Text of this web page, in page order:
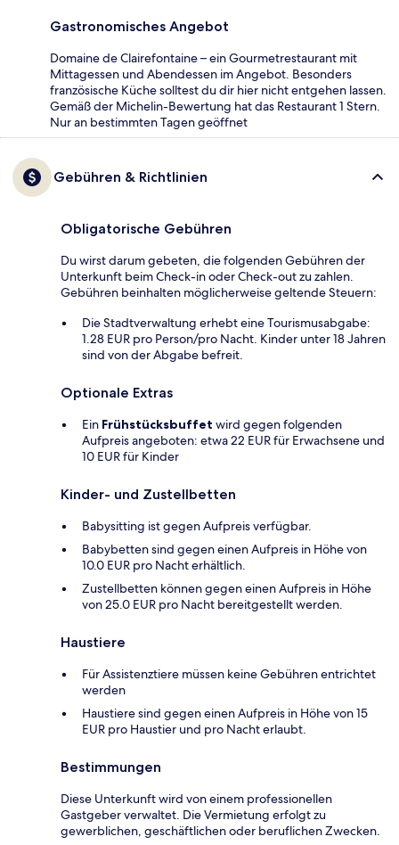
Gastronomisches Angebot
Domaine de Clairefontaine – ein Gourmetrestaurant mit
Mittagessen und Abendessen im Angebot. Besonders
französische Küche solltest du dir hier nicht entgehen lassen.
Gemäß der Michelin-Bewertung hat das Restaurant 1 Stern.
Nur an bestimmten Tagen geöffnet
Gebühren & Richtlinien
Obligatorische Gebühren
Du wirst darum gebeten, die folgenden Gebühren der
Unterkunft beim Check-in oder Check-out zu zahlen.
Gebühren beinhalten möglicherweise geltende Steuern:
Die Stadtverwaltung erhebt eine Tourismusabgabe:
1.28 EUR pro Person/pro Nacht. Kinder unter 18 Jahren
sind von der Abgabe befreit.
Optionale Extras
Ein Frühstücksbuffet wird gegen folgenden
Aufpreis angeboten: etwa 22 EUR für Erwachsene und
10 EUR für Kinder
Kinder- und Zustellbetten
Babysitting ist gegen Aufpreis verfügbar.
Babybetten sind gegen einen Aufpreis in Höhe von
10.0 EUR pro Nacht erhältlich.
Zustellbetten können gegen einen Aufpreis in Höhe
von 25.0 EUR pro Nacht bereitgestellt werden.
Haustiere
Für Assistenztiere müssen keine Gebühren entrichtet
werden
Haustiere sind gegen einen Aufpreis in Höhe von 15
EUR pro Haustier und pro Nacht erlaubt.
Bestimmungen
Diese Unterkunft wird von einem professionellen
Gastgeber verwaltet. Die Vermietung erfolgt zu
gewerblichen, geschäftlichen oder beruflichen Zwecken.